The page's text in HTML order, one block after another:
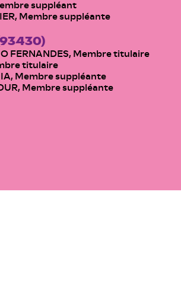
suppléant
Membre suppléante
FERNANDES, Membre titulaire
titulaire
Membre suppléante
Membre suppléante